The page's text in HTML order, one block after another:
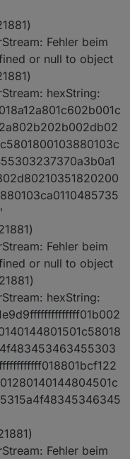
Fehler beim
or null to object
hexString:
Fehler beim
or null to object
hexString:
Fehler beim